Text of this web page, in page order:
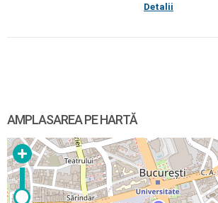
Detalii
AMPLASAREA PE HARTĂ